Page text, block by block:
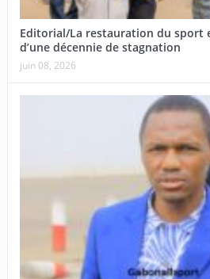
Editorial/La restauration du sport
d’une décennie de stagnation
juin 08, 2026